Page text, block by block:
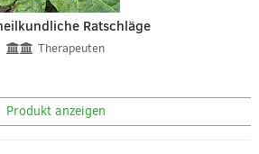
Ratschläge
Therapeuten
Produkt anzeigen